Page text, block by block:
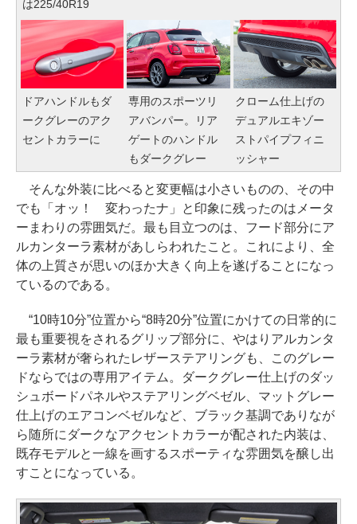
は225/40R19
ドアハンドルもダ
ークグレーのアク
セントカラーに
専用のスポーツリ
アバンパー。リア
ゲートのハンドル
もダークグレー
クローム仕上げの
デュアルエキゾー
ストパイプフィニ
ッシャー
そんな外装に比べると変更幅は小さいものの、その中
でも「オッ！ 変わったナ」と印象に残ったのはメータ
ーまわりの雰囲気だ。最も目立つのは、フード部分にア
ルカンターラ素材があしらわれたこと。これにより、全
体の上質さが思いのほか大きく向上を遂げることになっ
ているのである。
“10時10分”位置から“8時20分”位置にかけての日常的に
最も重要視をされるグリップ部分に、やはりアルカンタ
ーラ素材が奢られたレザーステアリングも、このグレー
ドならではの専用アイテム。ダークグレー仕上げのダッ
シュボードパネルやステアリングベゼル、マットグレー
仕上げのエアコンベゼルなど、ブラック基調でありなが
ら随所にダークなアクセントカラーが配された内装は、
既存モデルと一線を画するスポーティな雰囲気を醸し出
すことになっている。